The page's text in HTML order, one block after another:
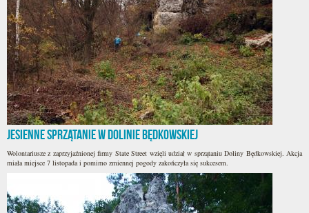
Jesienne sprzątanie w Dolinie Będkowskiej
Wolontariusze z zaprzyjaźnionej firmy State Street wzięli udział w sprzątaniu Doliny Będkowskiej. Akcja
miała miejsce 7 listopada i pomimo zmiennej pogody zakończyła się sukcesem.